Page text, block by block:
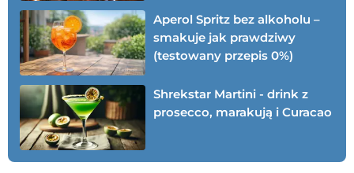
Aperol Spritz bez alkoholu –
smakuje jak prawdziwy
(testowany przepis 0%)
Shrekstar Martini - drink z
prosecco, marakują i Curacao